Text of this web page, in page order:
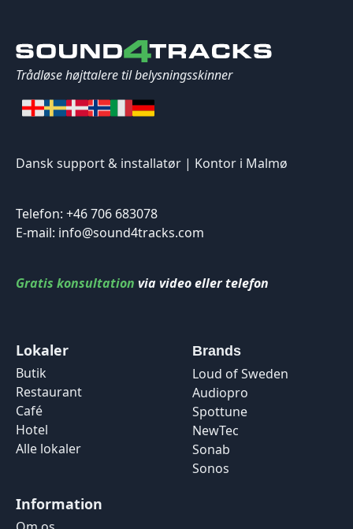
Trådløse højttalere til belysningsskinner
Dansk support & installatør | Kontor i Malmø
Telefon: +46 706 683078
E-mail: info@sound4tracks.com
Gratis konsultation via video eller telefon
Lokaler
Butik
Restaurant
Café
Hotel
Alle lokaler
Brands
Loud of Sweden
Audiopro
Spottune
NewTec
Sonab
Sonos
Information